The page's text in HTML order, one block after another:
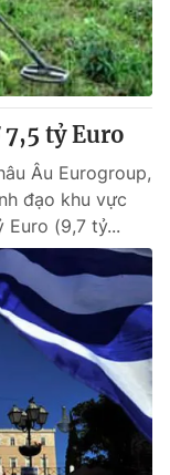
tỷ Euro
Âu Eurogroup,
đạo khu vực
Euro (9,7 tỷ...